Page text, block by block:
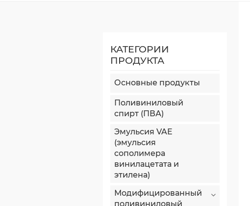
КАТЕГОРИИ
ПРОДУКТА
Основные продукты
Поливиниловый
спирт (ПВА)
Эмульсия VAE
(эмульсия
сополимера
винилацетата и
этилена)
Модифицированный
поливиниловый